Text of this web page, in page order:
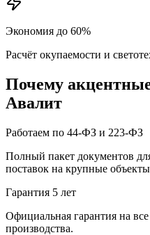
Экономия до 60%
Расчёт окупаемости и
Почему
Авалит
Работаем по 44-ФЗ и 223-ФЗ
Полный пакет документов
поставок на крупные
Гарантия 5 лет
Официальная гарантия на
производства.